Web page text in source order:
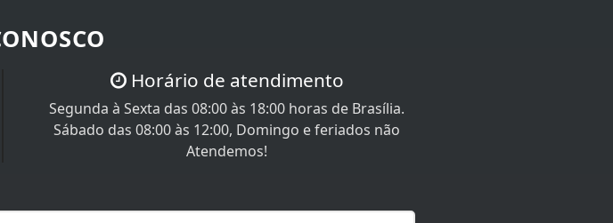
Horário de atendimento
Segunda à Sexta das 08:00 às 18:00 horas de Brasília.
Sábado das 08:00 às 12:00, Domingo e feriados não
Atendemos!